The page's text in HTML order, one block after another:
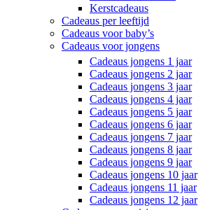
Kerstcadeaus
Cadeaus per leeftijd
Cadeaus voor baby’s
Cadeaus voor jongens
Cadeaus jongens 1 jaar
Cadeaus jongens 2 jaar
Cadeaus jongens 3 jaar
Cadeaus jongens 4 jaar
Cadeaus jongens 5 jaar
Cadeaus jongens 6 jaar
Cadeaus jongens 7 jaar
Cadeaus jongens 8 jaar
Cadeaus jongens 9 jaar
Cadeaus jongens 10 jaar
Cadeaus jongens 11 jaar
Cadeaus jongens 12 jaar